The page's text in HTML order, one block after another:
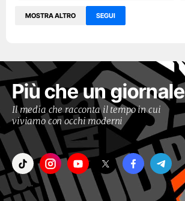
MOSTRA ALTRO SEGUI
Più che un giornale
Il media che racconta il tempo in cui
viviamo con occhi moderni